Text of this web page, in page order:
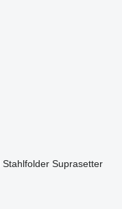
Stahlfolder Suprasetter